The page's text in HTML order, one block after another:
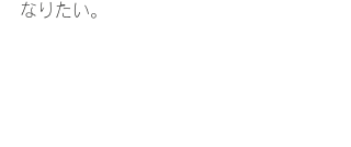
なりたい。